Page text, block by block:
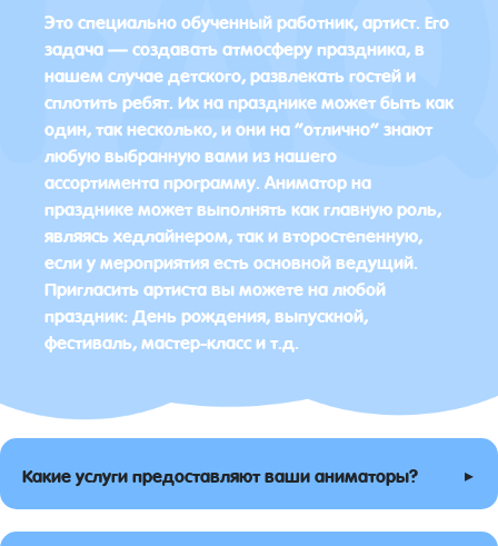
Это специально обученный работник, артист. Его
задача — создавать атмосферу праздника, в
нашем случае детского, развлекать гостей и
сплотить ребят. Их на празднике может быть как
один, так несколько, и они на “отлично” знают
любую выбранную вами из нашего
ассортимента программу. Аниматор на
празднике может выполнять как главную роль,
являясь хедлайнером, так и второстепенную,
если у мероприятия есть основной ведущий.
Пригласить артиста вы можете на любой
праздник: День рождения, выпускной,
фестиваль, мастер-класс и т.д.
Какие услуги предоставляют ваши аниматоры? ▸